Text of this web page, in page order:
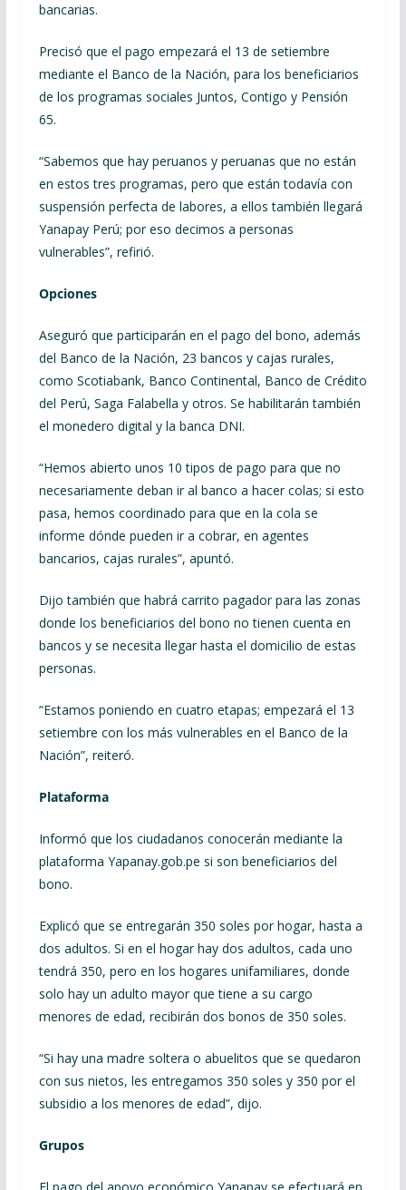
bancarias.
Precisó que el pago empezará el 13 de setiembre
mediante el Banco de la Nación, para los beneficiarios
de los programas sociales Juntos, Contigo y Pensión
65.
“Sabemos que hay peruanos y peruanas que no están
en estos tres programas, pero que están todavía con
suspensión perfecta de labores, a ellos también llegará
Yanapay Perú; por eso decimos a personas
vulnerables”, refirió.
Opciones
Aseguró que participarán en el pago del bono, además
del Banco de la Nación, 23 bancos y cajas rurales,
como Scotiabank, Banco Continental, Banco de Crédito
del Perú, Saga Falabella y otros. Se habilitarán también
el monedero digital y la banca DNI.
“Hemos abierto unos 10 tipos de pago para que no
necesariamente deban ir al banco a hacer colas; si esto
pasa, hemos coordinado para que en la cola se
informe dónde pueden ir a cobrar, en agentes
bancarios, cajas rurales”, apuntó.
Dijo también que habrá carrito pagador para las zonas
donde los beneficiarios del bono no tienen cuenta en
bancos y se necesita llegar hasta el domicilio de estas
personas.
“Estamos poniendo en cuatro etapas; empezará el 13
setiembre con los más vulnerables en el Banco de la
Nación”, reiteró.
Plataforma
Informó que los ciudadanos conocerán mediante la
plataforma Yapanay.gob.pe si son beneficiarios del
bono.
Explicó que se entregarán 350 soles por hogar, hasta a
dos adultos. Si en el hogar hay dos adultos, cada uno
tendrá 350, pero en los hogares unifamiliares, donde
solo hay un adulto mayor que tiene a su cargo
menores de edad, recibirán dos bonos de 350 soles.
“Si hay una madre soltera o abuelitos que se quedaron
con sus nietos, les entregamos 350 soles y 350 por el
subsidio a los menores de edad”, dijo.
Grupos